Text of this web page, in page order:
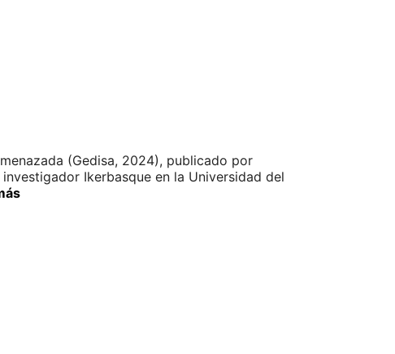
(Gedisa, 2024), publicado por
Ikerbasque en la Universidad del